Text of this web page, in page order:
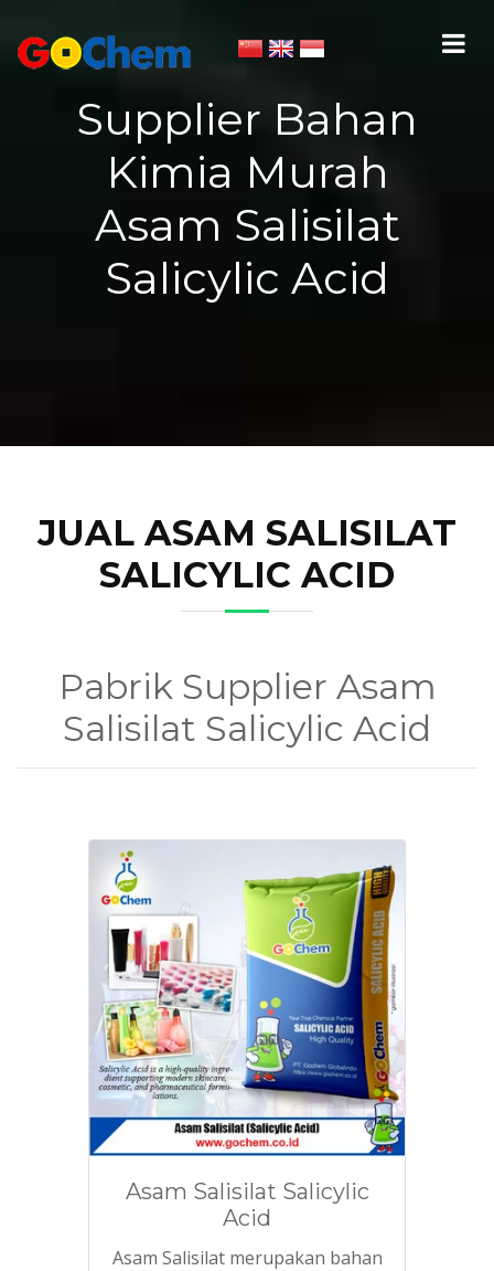
Supplier Bahan
Kimia Murah
Asam Salisilat
Salicylic Acid
JUAL ASAM SALISILAT
SALICYLIC ACID
Pabrik Supplier Asam
Salisilat Salicylic Acid
Asam Salisilat Salicylic
Acid
Asam Salisilat merupakan bahan